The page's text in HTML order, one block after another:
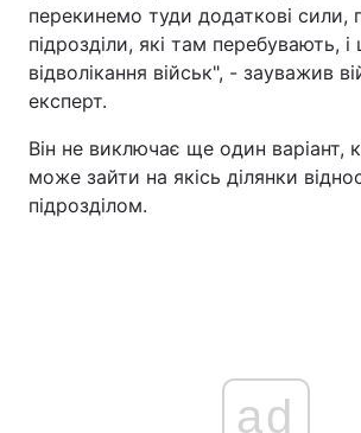
перекинемо туди додаткові сили,
підрозділи, які там перебувають,
відволікання військ", - зауважив
експерт.
Він не виключає ще один варіант,
може зайти на якісь ділянки
підрозділом.
ad